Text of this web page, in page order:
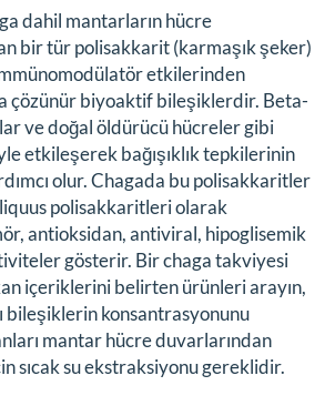
dahil mantarların hücre
bir tür polisakkarit (karmaşık şeker)
etkilerinden
çözünür biyoaktif bileşiklerdir. Beta-
ve doğal öldürücü hücreler gibi
etkileşerek bağışıklık tepkilerinin
olur. Chagada bu polisakkaritler
polisakkaritleri olarak
antioksidan, antiviral, hipoglisemik
gösterir. Bir chaga takviyesi
içeriklerini belirten ürünleri arayın,
bileşiklerin konsantrasyonunu
mantar hücre duvarlarından
sıcak su ekstraksiyonu gereklidir.